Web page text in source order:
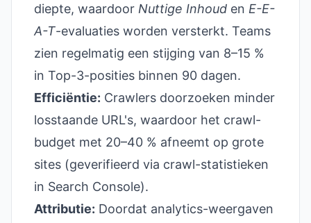
diepte, waardoor Nuttige Inhoud en E-E-
A-T-evaluaties worden versterkt. Teams
zien regelmatig een stijging van 8–15 %
in Top-3-posities binnen 90 dagen.
Efficiëntie: Crawlers doorzoeken minder
losstaande URL's, waardoor het crawl-
budget met 20–40 % afneemt op grote
sites (geverifieerd via crawl-statistieken
in Search Console).
Attributie: Doordat analytics-weergaven